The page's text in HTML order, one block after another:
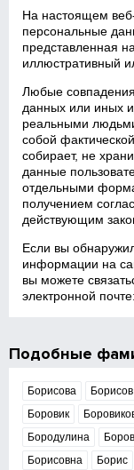
На настоящем
персональные
представленная
иллюстративный
Любые
данных или иных
реальными
собой
собирает, не
данные
отдельными
получением
действующим
Если вы
информации на
вы можете
электронной
Подобные
Борисова Борисов
Боровик
Бородулина
Борисовна
Борис